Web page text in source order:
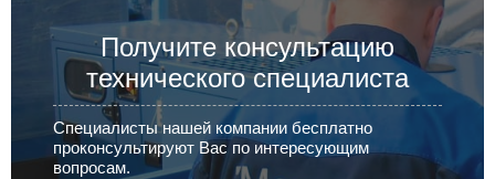
Получите консультацию
технического специалиста
Специалисты нашей компании бесплатно
проконсультируют Вас по интересующим
вопросам.